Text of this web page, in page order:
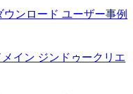
ウンロード ユーザー事例
メイン ジンドゥークリエ